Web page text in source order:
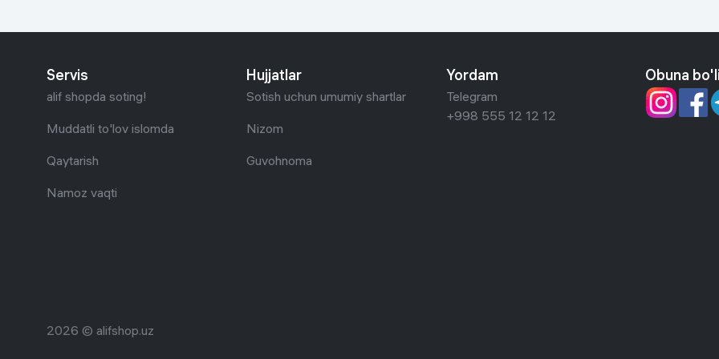
Maishiy kimyo
kiyimlar
Servis
alif shopda soting!
Muddatli to'lov islomda
Qaytarish
Namoz vaqti
Hujjatlar
Sotish uchun umumiy shartlar
Nizom
Guvohnoma
Yordam
Telegram
+998 555 12 12 12
Obuna
2026 © alifshop.uz